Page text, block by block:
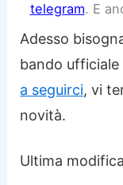
telegram. E
Adesso
bando ufficiale
a seguirci, vi
novità.
Ultima